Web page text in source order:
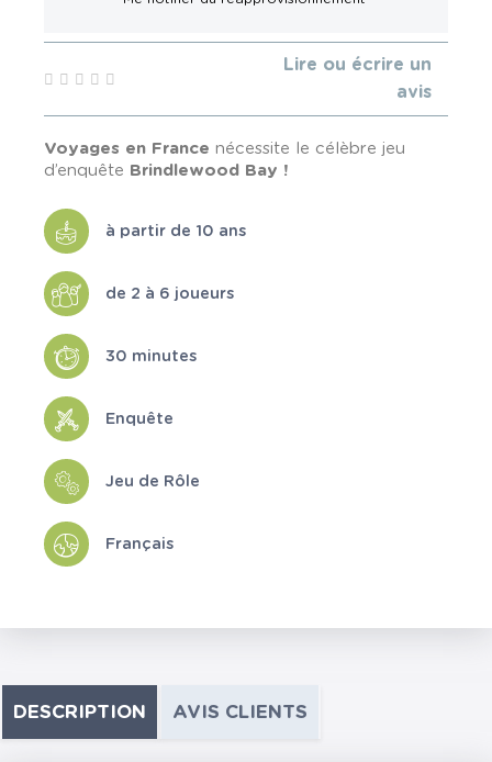
Lire ou écrire un
avis
Voyages en France nécessite le célèbre jeu
d’enquête Brindlewood Bay !
à partir de 10 ans
de 2 à 6 joueurs
30 minutes
Enquête
Jeu de Rôle
Français
DESCRIPTION AVIS CLIENTS